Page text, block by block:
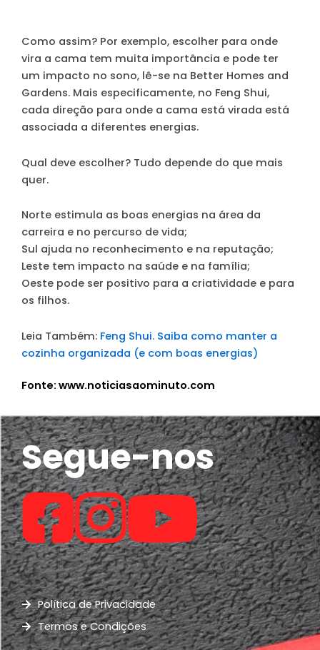
Como assim? Por exemplo, escolher para onde
vira a cama tem muita importância e pode ter
um impacto no sono, lê-se na Better Homes and
Gardens. Mais especificamente, no Feng Shui,
cada direção para onde a cama está virada está
associada a diferentes energias.
Qual deve escolher? Tudo depende do que mais
quer.
Norte estimula as boas energias na área da
carreira e no percurso de vida;
Sul ajuda no reconhecimento e na reputação;
Leste tem impacto na saúde e na família;
Oeste pode ser positivo para a criatividade e para
os filhos.
Leia Também: Feng Shui. Saiba como manter a
cozinha organizada (e com boas energias)
Fonte: www.noticiasaominuto.com
Segue-nos
Política de Privacidade
Termos e Condições